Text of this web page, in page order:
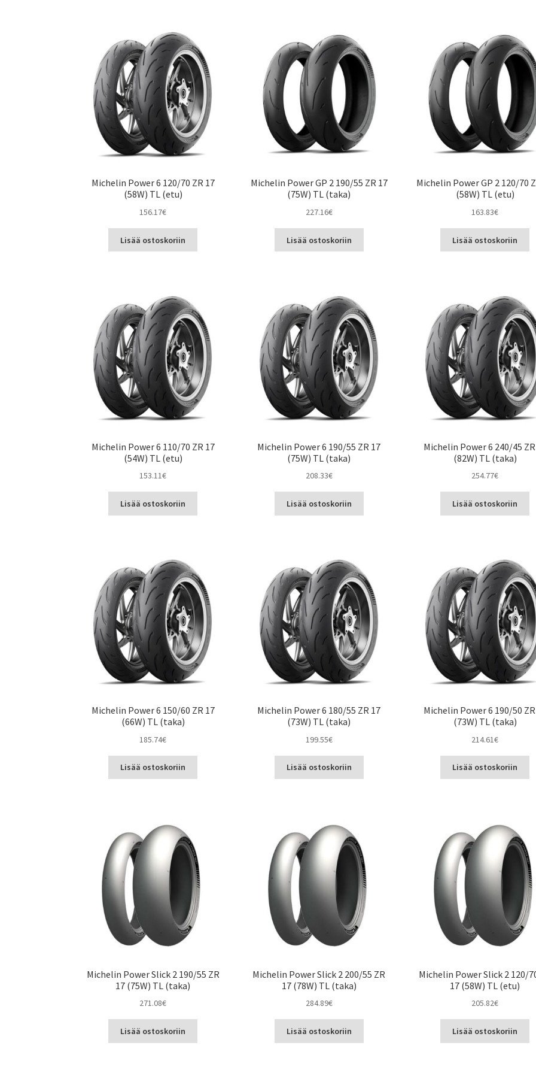
Michelin Power 6 120/70 ZR 17
(58W) TL (etu)
156.17€
Lisää ostoskoriin
Michelin Power GP 2 190/55 ZR 17
(75W) TL (taka)
227.16€
Lisää ostoskoriin
Michelin Power GP 2 120/70
(58W) TL (etu)
163.83€
Lisää ostoskoriin
Michelin Power 6 110/70 ZR 17
(54W) TL (etu)
153.11€
Lisää ostoskoriin
Michelin Power 6 190/55 ZR 17
(75W) TL (taka)
208.33€
Lisää ostoskoriin
Michelin Power 6 240/45
(82W) TL (taka)
254.77€
Lisää ostoskoriin
Michelin Power 6 150/60 ZR 17
(66W) TL (taka)
185.74€
Lisää ostoskoriin
Michelin Power 6 180/55 ZR 17
(73W) TL (taka)
199.55€
Lisää ostoskoriin
Michelin Power 6 190/50
(73W) TL (taka)
214.61€
Lisää ostoskoriin
Michelin Power Slick 2 190/55 ZR
17 (75W) TL (taka)
271.08€
Lisää ostoskoriin
Michelin Power Slick 2 200/55 ZR
17 (78W) TL (taka)
284.89€
Lisää ostoskoriin
Michelin Power Slick 2 120/
17 (58W) TL (etu)
205.82€
Lisää ostoskoriin